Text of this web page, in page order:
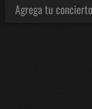
Agrega tu concierto